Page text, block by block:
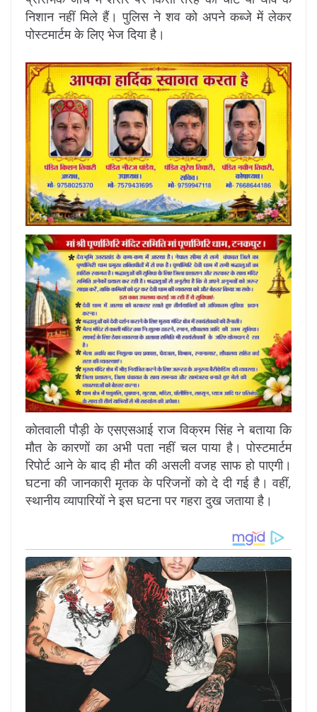
निशान नहीं मिले हैं। पुलिस ने शव को अपने कब्जे में लेकर
पोस्टमार्टम के लिए भेज दिया है।
कोतवाली पौड़ी के एसएसआई राज विक्रम सिंह ने बताया कि
मौत के कारणों का अभी पता नहीं चल पाया है। पोस्टमार्टम
रिपोर्ट आने के बाद ही मौत की असली वजह साफ हो पाएगी।
घटना की जानकारी मृतक के परिजनों को दे दी गई है। वहीं,
स्थानीय व्यापारियों ने इस घटना पर गहरा दुख जताया है।